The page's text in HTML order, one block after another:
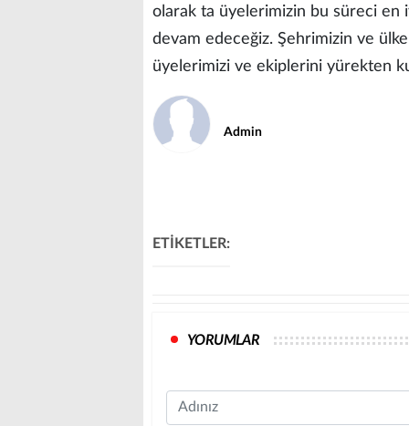
olarak ta üyelerimizin bu süreci en
devam edeceğiz. Şehrimizin ve
üyelerimizi ve ekiplerini yürekten
Admin
ETİKETLER:
YORUMLAR
Name